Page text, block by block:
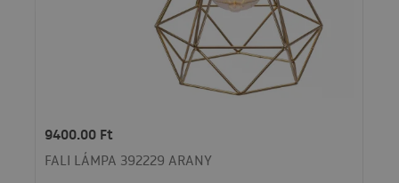
9400.00 Ft
FALI LÁMPA 392229 ARANY